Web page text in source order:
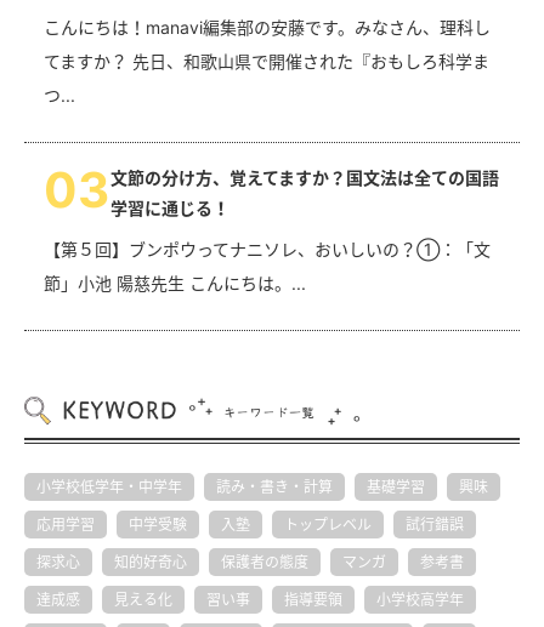
こんにちは！manavi編集部の安藤です。みなさん、理科し
てますか？ 先日、和歌山県で開催された『おもしろ科学ま
つ...
03文節の分け方、覚えてますか？国文法は全ての国語
学習に通じる！
【第５回】ブンポウってナニソレ、おいしいの？①：「文
節」小池 陽慈先生 こんにちは。...
小学校低学年・中学年 読み・書き・計算 基礎学習 興味
応用学習 中学受験 入塾 トップレベル 試行錯誤
探求心 知的好奇心 保護者の態度 マンガ 参考書
達成感 見える化 習い事 指導要領 小学校高学年